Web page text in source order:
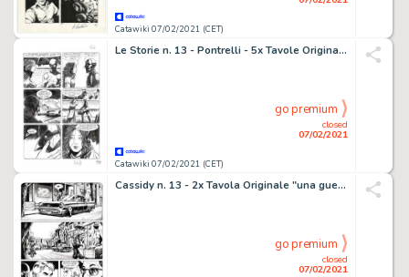
Catawiki 07/02/2021 (CET)
Le Storie n. 13 - Pontrelli - 5x Tavole Originali con sketch "Il moschettiere di ferro" - Loose page - (2009)
Catawiki 07/02/2021 (CET)
closed
07/02/2021
go premium
Cassidy n. 13 - 2x Tavola Originale "una guerra privata" Gregorini - Loose page - First edition - (2011)
closed
07/02/2021
go premium